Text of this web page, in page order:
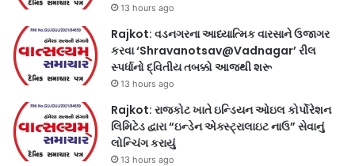
13 hours ago
Rajkot: વડનગરના આધ્યાત્મિક વારસાને ઉજાગર
કરવા ‘Shravanotsav@Vadnagar’ રીલ
સ્પર્ધાનો દ્વિતીય તબક્કો આજથી શરૂ
13 hours ago
Rajkot: રાજકોટ ખાતે ઇન્ડિયન ઓઇલ કોર્પોરેશન
લિમિટેડ દ્વારા “ઇન્ડેન એક્સ્ટ્રાલાઇટ નાઉ” સેવાનું
લોન્ચિંગ કરાયું
13 hours ago